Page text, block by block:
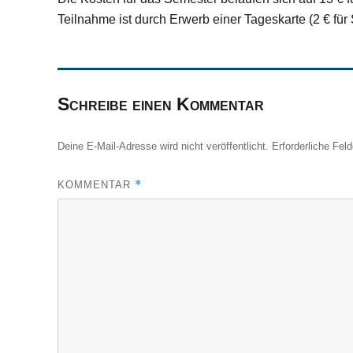
Teilnahme ist durch Erwerb einer Tageskarte (2 €
Schreibe einen Kommentar
Deine E-Mail-Adresse wird nicht veröffentlicht. Erforderliche
KOMMENTAR *